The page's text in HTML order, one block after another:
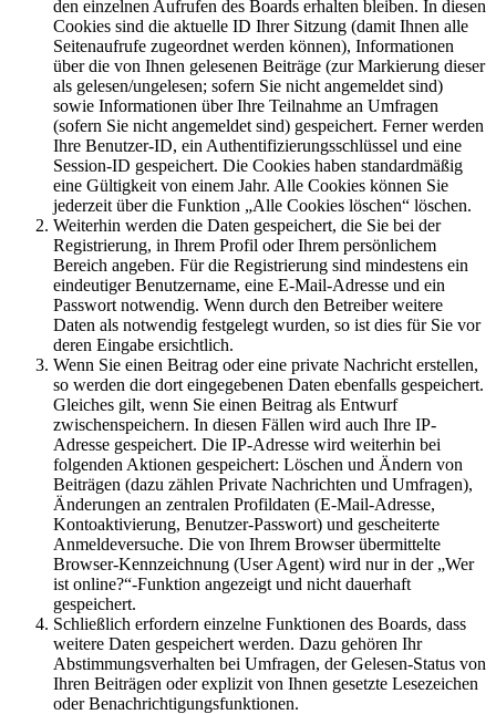
den einzelnen Aufrufen des Boards erhalten bleiben. In diesen
Cookies sind die aktuelle ID Ihrer Sitzung (damit Ihnen alle
Seitenaufrufe zugeordnet werden können), Informationen
über die von Ihnen gelesenen Beiträge (zur Markierung dieser
als gelesen/ungelesen; sofern Sie nicht angemeldet sind)
sowie Informationen über Ihre Teilnahme an Umfragen
(sofern Sie nicht angemeldet sind) gespeichert. Ferner werden
Ihre Benutzer-ID, ein Authentifizierungsschlüssel und eine
Session-ID gespeichert. Die Cookies haben standardmäßig
eine Gültigkeit von einem Jahr. Alle Cookies können Sie
jederzeit über die Funktion „Alle Cookies löschen“ löschen.
Weiterhin werden die Daten gespeichert, die Sie bei der
Registrierung, in Ihrem Profil oder Ihrem persönlichem
Bereich angeben. Für die Registrierung sind mindestens ein
eindeutiger Benutzername, eine E-Mail-Adresse und ein
Passwort notwendig. Wenn durch den Betreiber weitere
Daten als notwendig festgelegt wurden, so ist dies für Sie vor
deren Eingabe ersichtlich.
Wenn Sie einen Beitrag oder eine private Nachricht erstellen,
so werden die dort eingegebenen Daten ebenfalls gespeichert.
Gleiches gilt, wenn Sie einen Beitrag als Entwurf
zwischenspeichern. In diesen Fällen wird auch Ihre IP-
Adresse gespeichert. Die IP-Adresse wird weiterhin bei
folgenden Aktionen gespeichert: Löschen und Ändern von
Beiträgen (dazu zählen Private Nachrichten und Umfragen),
Änderungen an zentralen Profildaten (E-Mail-Adresse,
Kontoaktivierung, Benutzer-Passwort) und gescheiterte
Anmeldeversuche. Die von Ihrem Browser übermittelte
Browser-Kennzeichnung (User Agent) wird nur in der „Wer
ist online?“-Funktion angezeigt und nicht dauerhaft
gespeichert.
Schließlich erfordern einzelne Funktionen des Boards, dass
weitere Daten gespeichert werden. Dazu gehören Ihr
Abstimmungsverhalten bei Umfragen, der Gelesen-Status von
Ihren Beiträgen oder explizit von Ihnen gesetzte Lesezeichen
oder Benachrichtigungsfunktionen.